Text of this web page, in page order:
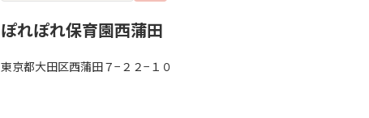
ぽれぽれ保育園西蒲田
東京都大田区西蒲田７−２２−１０